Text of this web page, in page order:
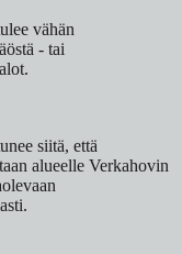
vähän
- tai
siitä, että
alueelle Verkahovin